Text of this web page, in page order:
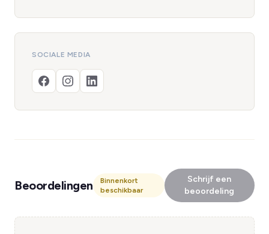
SOCIALE MEDIA
Beoordelingen
Binnenkort
beschikbaar
Schrijf een
beoordeling